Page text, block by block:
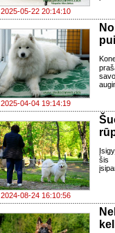
2025-05-22 20:14:10
2025-04-04 19:14:19
2024-08-24 16:10:56
šis